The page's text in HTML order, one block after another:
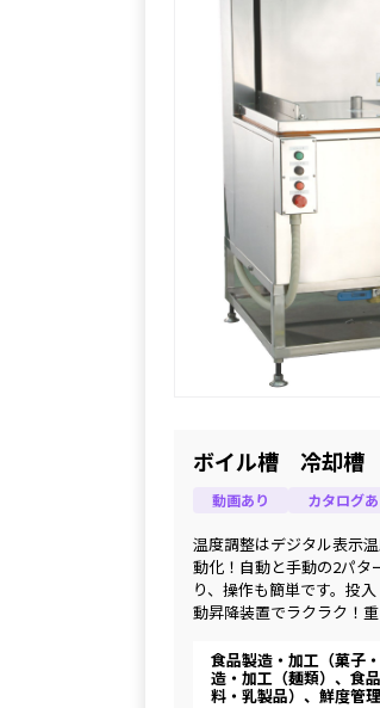
ボイル槽 冷却槽
動画あり カタログ
温度調整はデジタル表示
動化！自動と手動の2パタ
り、操作も簡単です。投
動昇降装置でラクラク！
す。ステンレス製でお手
食品製造・加工（菓子
造・加工（麺類）、食
料・乳製品）、鮮度管